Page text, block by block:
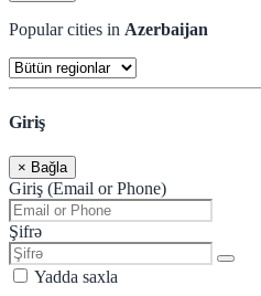
Popular cities in Azerbaijan
Giriş
× Bağla
Giriş (Email or Phone)
Şifrə
Yadda saxla